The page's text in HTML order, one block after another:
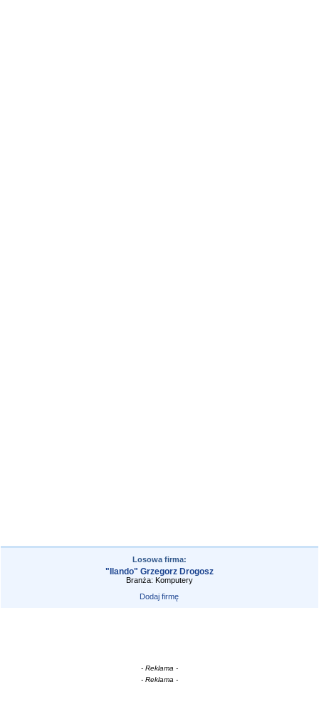
Losowa firma:
"Ilando" Grzegorz Drogosz
Branża: Komputery
Dodaj firmę
- Reklama -
- Reklama -